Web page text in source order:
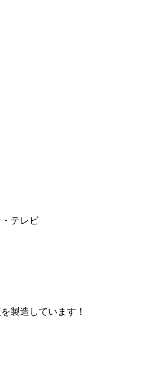
テレビ
製造しています！